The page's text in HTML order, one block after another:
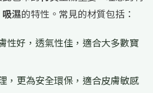
濕的特性。常見的材質包括：
性好，透氣性佳，適合大多數寶
，更為安全環保，適合皮膚敏感